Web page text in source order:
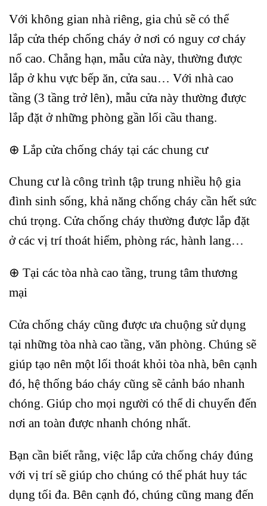
Với không gian nhà riêng, gia chủ sẽ có thể
lắp cửa thép chống cháy ở nơi có nguy cơ cháy
nổ cao. Chẳng hạn, mẫu cửa này, thường được
lắp ở khu vực bếp ăn, cửa sau… Với nhà cao
tầng (3 tầng trở lên), mẫu cửa này thường được
lắp đặt ở những phòng gần lối cầu thang.
⊕ Lắp cửa chống cháy tại các chung cư
Chung cư là công trình tập trung nhiều hộ gia
đình sinh sống, khả năng chống cháy cần hết sức
chú trọng. Cửa chống cháy thường được lắp đặt
ở các vị trí thoát hiểm, phòng rác, hành lang…
⊕ Tại các tòa nhà cao tầng, trung tâm thương
mại
Cửa chống cháy cũng được ưa chuộng sử dụng
tại những tòa nhà cao tầng, văn phòng. Chúng sẽ
giúp tạo nên một lối thoát khỏi tòa nhà, bên cạnh
đó, hệ thống báo cháy cũng sẽ cảnh báo nhanh
chóng. Giúp cho mọi người có thể di chuyển đến
nơi an toàn được nhanh chóng nhất.
Bạn cần biết rằng, việc lắp cửa chống cháy đúng
với vị trí sẽ giúp cho chúng có thể phát huy tác
dụng tối đa. Bên cạnh đó, chúng cũng mang đến